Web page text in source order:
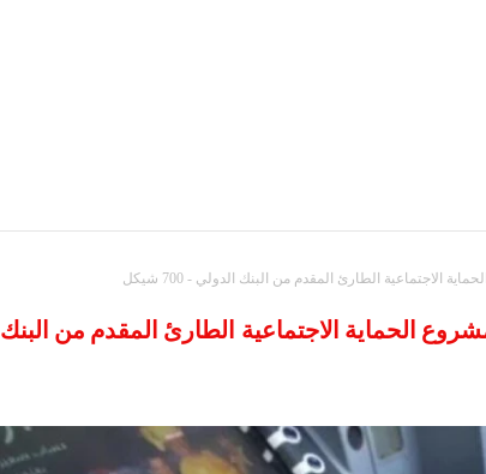
الطارئ المقدم من البنك الدولي - 700 شيكل
الحماية الاجتماعية الطارئ المقدم من البنك